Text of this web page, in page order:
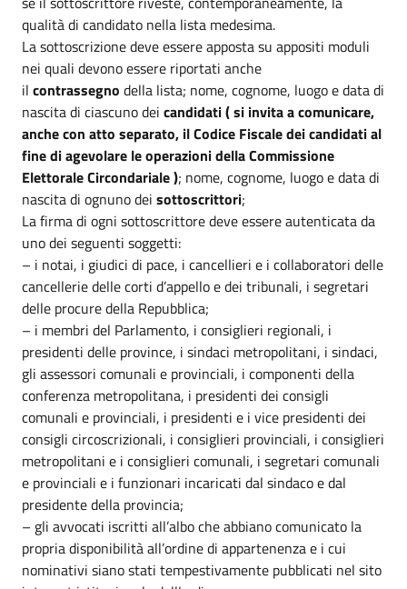
qualità di candidato nella lista medesima.
La sottoscrizione deve essere apposta su appositi moduli
nei quali devono essere riportati anche
il contrassegno della lista; nome, cognome, luogo e data di
nascita di ciascuno dei candidati ( si invita a comunicare,
anche con atto separato, il Codice Fiscale dei candidati al
fine di agevolare le operazioni della Commissione
Elettorale Circondariale ); nome, cognome, luogo e data di
nascita di ognuno dei sottoscrittori;
La firma di ogni sottoscrittore deve essere autenticata da
uno dei seguenti soggetti:
– i notai, i giudici di pace, i cancellieri e i collaboratori delle
cancellerie delle corti d’appello e dei tribunali, i segretari
delle procure della Repubblica;
– i membri del Parlamento, i consiglieri regionali, i
presidenti delle province, i sindaci metropolitani, i sindaci,
gli assessori comunali e provinciali, i componenti della
conferenza metropolitana, i presidenti dei consigli
comunali e provinciali, i presidenti e i vice presidenti dei
consigli circoscrizionali, i consiglieri provinciali, i consiglieri
metropolitani e i consiglieri comunali, i segretari comunali
e provinciali e i funzionari incaricati dal sindaco e dal
presidente della provincia;
– gli avvocati iscritti all’albo che abbiano comunicato la
propria disponibilità all’ordine di appartenenza e i cui
nominativi siano stati tempestivamente pubblicati nel sito